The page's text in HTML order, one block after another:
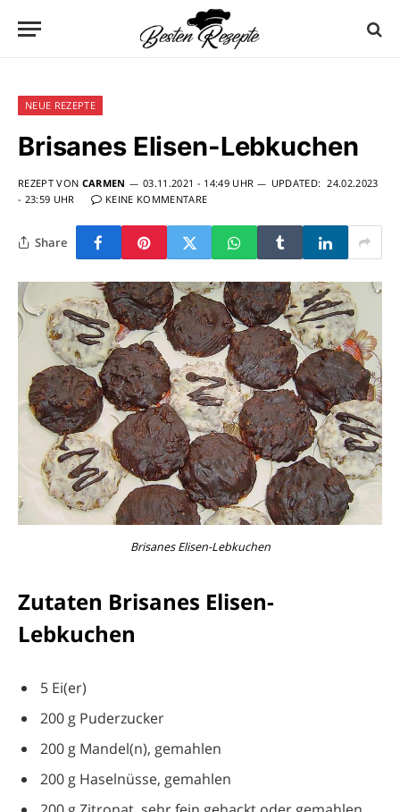
NEUE REZEPTE
Brisanes Elisen-Lebkuchen
REZEPT VON CARMEN 03.11.2021 - 14:49 UHR UPDATED: 24.02.2023
- 23:59 UHR
KEINE KOMMENTARE
Share
Brisanes Elisen-Lebkuchen
Zutaten Brisanes Elisen-
Lebkuchen
5 Ei(er)
200 g Puderzucker
200 g Mandel(n), gemahlen
200 g Haselnüsse, gemahlen